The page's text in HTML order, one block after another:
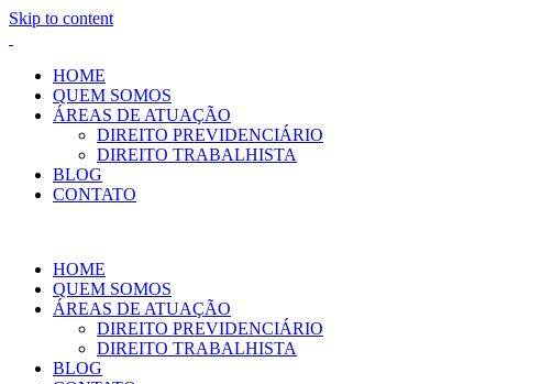
Skip to content
HOME
QUEM SOMOS
ÁREAS DE ATUAÇÃO
DIREITO PREVIDENCIÁRIO
DIREITO TRABALHISTA
BLOG
CONTATO
HOME
QUEM SOMOS
ÁREAS DE ATUAÇÃO
DIREITO PREVIDENCIÁRIO
DIREITO TRABALHISTA
BLOG